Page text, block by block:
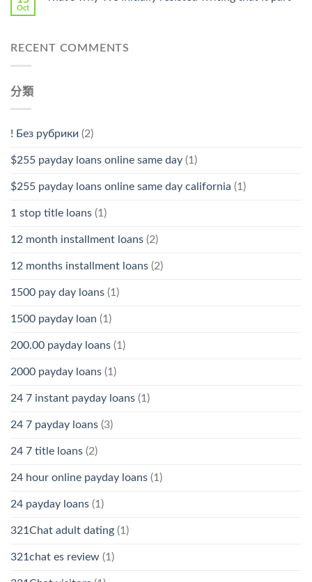
Oct
RECENT COMMENTS
分類
! Без рубрики (2)
$255 payday loans online same day (1)
$255 payday loans online same day california (1)
1 stop title loans (1)
12 month installment loans (2)
12 months installment loans (2)
1500 pay day loans (1)
1500 payday loan (1)
200.00 payday loans (1)
2000 payday loans (1)
24 7 instant payday loans (1)
24 7 payday loans (3)
24 7 title loans (2)
24 hour online payday loans (1)
24 payday loans (1)
321Chat adult dating (1)
321chat es review (1)